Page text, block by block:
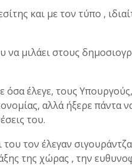
και με τον τύπο ,
να μιλάει στους
έλεγε, τους
αλλά ήξερε πάντα
του.
τον έλεγαν
της χώρας , την